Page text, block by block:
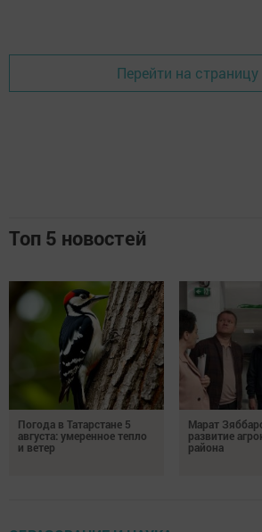
Перейти на
Топ 5 новостей
Погода в Татарстане 5
августа: умеренное тепло
и ветер
Марат
развитие
района